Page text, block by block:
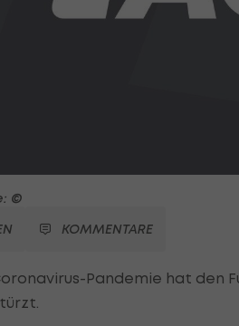
©
KOMMENTARE
Pandemie hat den